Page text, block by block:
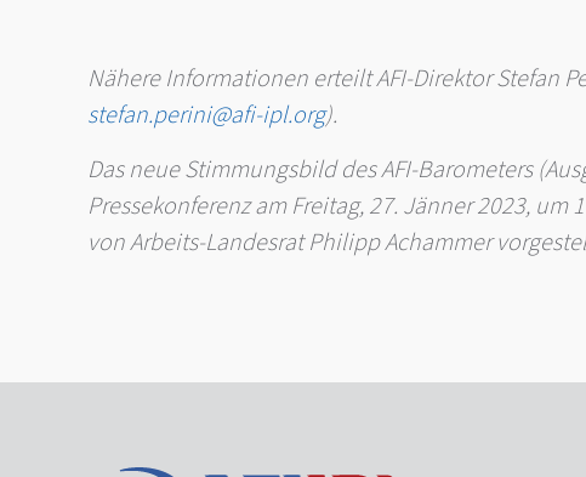
Nähere Informationen erteilt AFI-Direktor Stefan
stefan.perini@afi-ipl.org).
Das neue Stimmungsbild des AFI-Barometers
Pressekonferenz am Freitag, 27. Jänner 2023,
von Arbeits-Landesrat Philipp Achammer